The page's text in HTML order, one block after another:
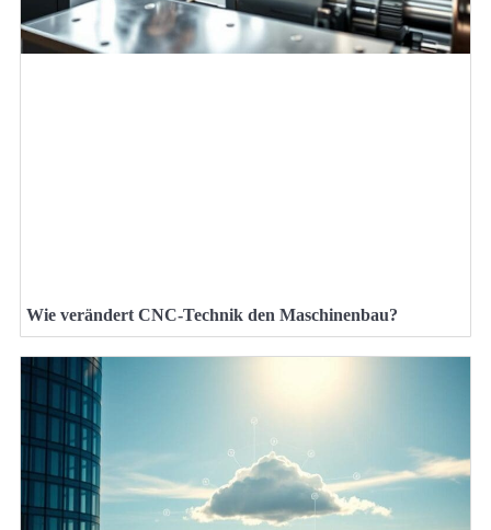
Wie verändert CNC-Technik den Maschinenbau?